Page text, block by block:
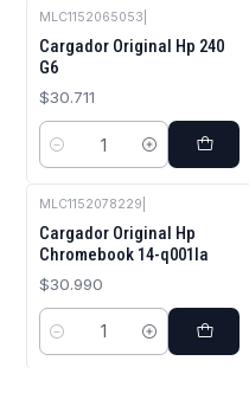
MLC1152065053
Cargador Original Hp 240
G6
$30.711
Cantidad
MLC1152078229
Cargador Original Hp
Chromebook 14-q001la
$30.990
Cantidad